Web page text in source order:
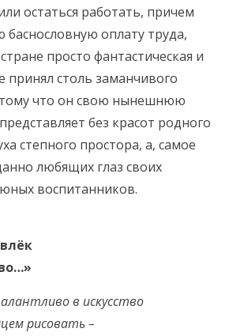
остаться работать, причем
баснословную оплату труда,
просто фантастическая и
принял столь заманчивого
что он свою нынешнюю
без красот родного
степного простора, а, самое
любящих глаз своих
воспитанников.
в искусство
рисовать –